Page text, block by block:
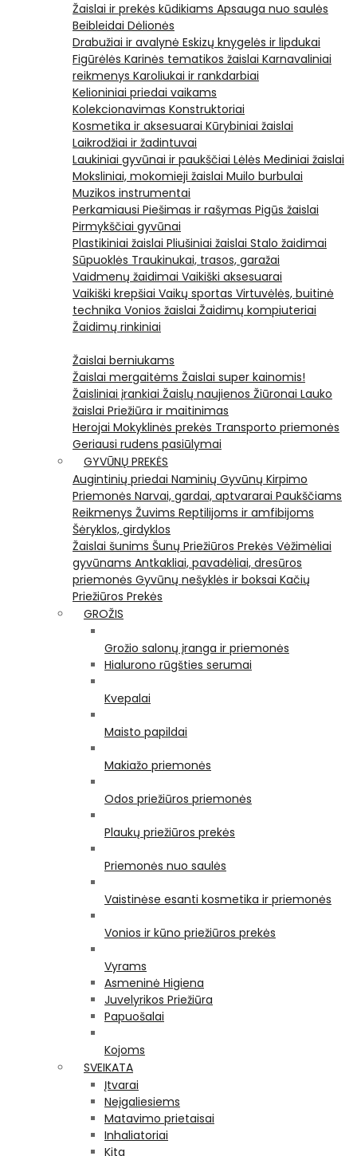
Žaislai ir prekės kūdikiams Apsauga nuo saulės
Beibleidai Dėlionės
Drabužiai ir avalynė Eskizų knygelės ir lipdukai
Figūrėlės Karinės tematikos žaislai Karnavaliniai
reikmenys Karoliukai ir rankdarbiai
Kelioniniai priedai vaikams
Kolekcionavimas Konstruktoriai
Kosmetika ir aksesuarai Kūrybiniai žaislai
Laikrodžiai ir žadintuvai
Laukiniai gyvūnai ir paukščiai Lėlės Mediniai žaislai
Moksliniai, mokomieji žaislai Muilo burbulai
Muzikos instrumentai
Perkamiausi Piešimas ir rašymas Pigūs žaislai
Pirmykščiai gyvūnai
Plastikiniai žaislai Pliušiniai žaislai Stalo žaidimai
Sūpuoklės Traukinukai, trasos, garažai
Vaidmenų žaidimai Vaikiški aksesuarai
Vaikiški krepšiai Vaikų sportas Virtuvėlės, buitinė
technika Vonios žaislai Žaidimų kompiuteriai
Žaidimų rinkiniai
Žaislai berniukams
Žaislai mergaitėms Žaislai super kainomis!
Žaisliniai įrankiai Žaislų naujienos Žiūronai Lauko
žaislai Priežiūra ir maitinimas
Herojai Mokyklinės prekės Transporto priemonės
Geriausi rudens pasiūlymai
GYVŪNŲ PREKĖS
Augintinių priedai Naminių Gyvūnų Kirpimo
Priemonės Narvai, gardai, aptvararai Paukščiams
Reikmenys Žuvims Reptilijoms ir amfibijoms
Šėryklos, girdyklos
Žaislai šunims Šunų Priežiūros Prekės Vėžimėliai
gyvūnams Antkakliai, pavadėliai, dresūros
priemonės Gyvūnų nešyklės ir boksai Kačių
Priežiūros Prekės
GROŽIS
Grožio salonų įranga ir priemonės
Hialurono rūgšties serumai
Kvepalai
Maisto papildai
Makiažo priemonės
Odos priežiūros priemonės
Plaukų priežiūros prekės
Priemonės nuo saulės
Vaistinėse esanti kosmetika ir priemonės
Vonios ir kūno priežiūros prekės
Vyrams
Asmeninė Higiena
Juvelyrikos Priežiūra
Papuošalai
Kojoms
SVEIKATA
Įtvarai
Neįgaliesiems
Matavimo prietaisai
Inhaliatoriai
Kita